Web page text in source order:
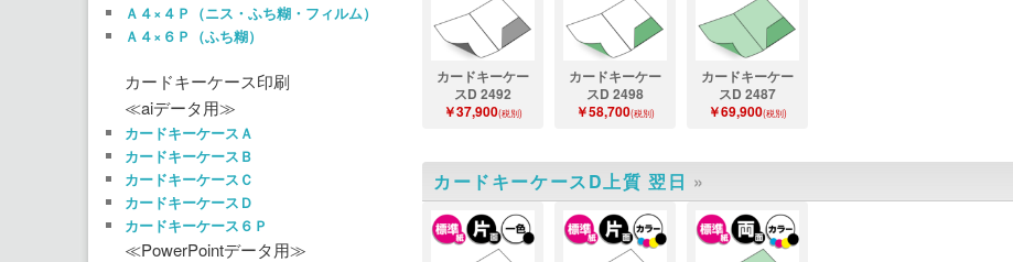
カードキーケー
スD 2492
￥37,900(税別)
カードキーケー
スD 2498
￥58,700(税別)
カードキーケー
スD 2487
￥69,900(税別)
カードキーケースD上質 翌日 »
Ａ４×４Ｐ（ニス・ふち糊・フィルム）
Ａ４×６Ｐ（ふち糊）
カードキーケース印刷
≪aiデータ用≫
カードキーケースＡ
カードキーケースＢ
カードキーケースＣ
カードキーケースＤ
カードキーケース６Ｐ
≪PowerPointデータ用≫